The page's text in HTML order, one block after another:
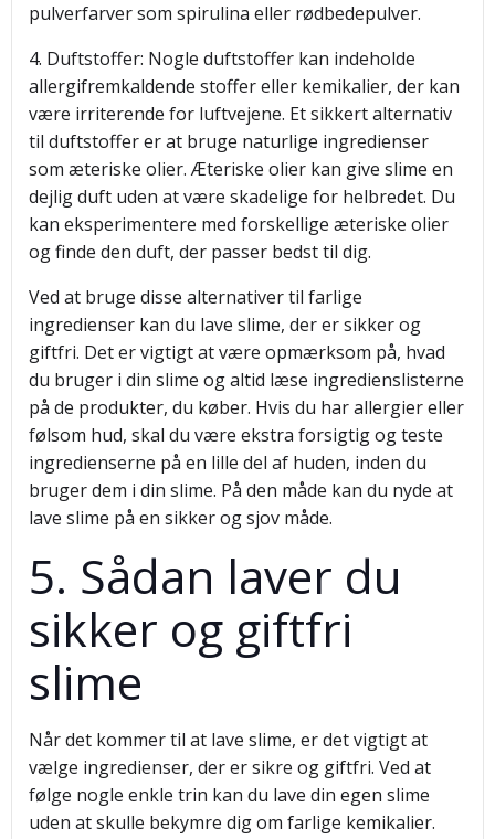
pulverfarver som spirulina eller rødbedepulver.
4. Duftstoffer: Nogle duftstoffer kan indeholde
allergifremkaldende stoffer eller kemikalier, der kan
være irriterende for luftvejene. Et sikkert alternativ
til duftstoffer er at bruge naturlige ingredienser
som æteriske olier. Æteriske olier kan give slime en
dejlig duft uden at være skadelige for helbredet. Du
kan eksperimentere med forskellige æteriske olier
og finde den duft, der passer bedst til dig.
Ved at bruge disse alternativer til farlige
ingredienser kan du lave slime, der er sikker og
giftfri. Det er vigtigt at være opmærksom på, hvad
du bruger i din slime og altid læse ingredienslisterne
på de produkter, du køber. Hvis du har allergier eller
følsom hud, skal du være ekstra forsigtig og teste
ingredienserne på en lille del af huden, inden du
bruger dem i din slime. På den måde kan du nyde at
lave slime på en sikker og sjov måde.
5. Sådan laver du
sikker og giftfri
slime
Når det kommer til at lave slime, er det vigtigt at
vælge ingredienser, der er sikre og giftfri. Ved at
følge nogle enkle trin kan du lave din egen slime
uden at skulle bekymre dig om farlige kemikalier.